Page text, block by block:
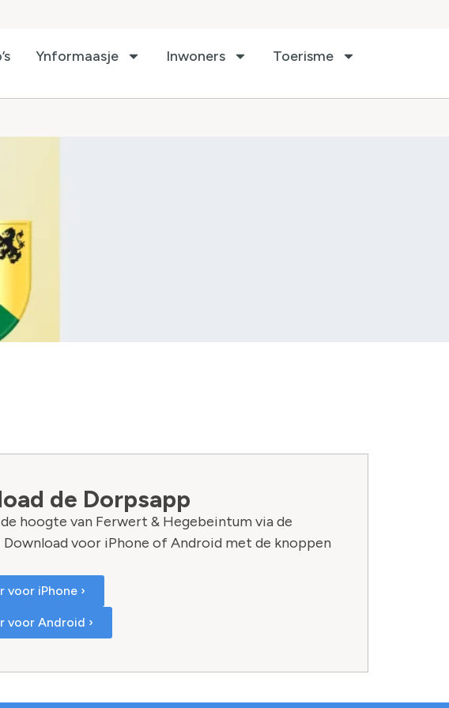
Ynformaasje Inwoners Toerisme
de Dorpsapp
hoogte van Ferwert & Hegebeintum via de
Download voor iPhone of Android met de knoppen
voor iPhone ›
voor Android ›